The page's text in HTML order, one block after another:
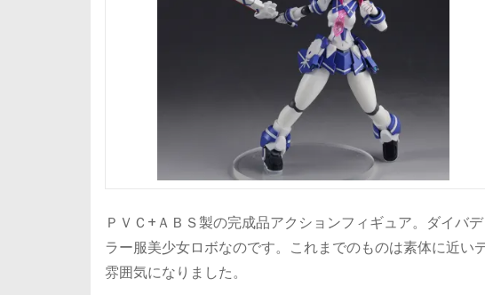
ＰＶＣ+ＡＢＳ製の完成品アクションフィギュア。ダイバ
ラー服美少女ロボなのです。これまでのものは素体に近
雰囲気になりました。